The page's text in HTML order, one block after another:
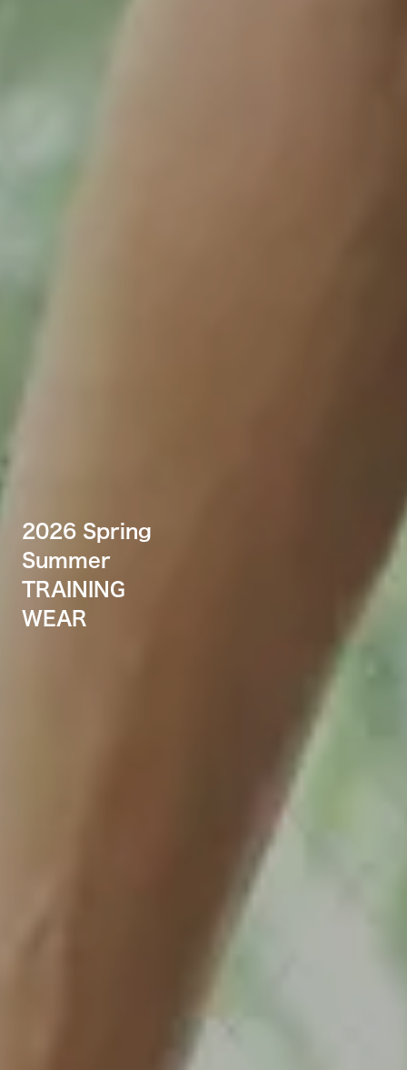
2026 Spring
Summer
TRAINING
WEAR